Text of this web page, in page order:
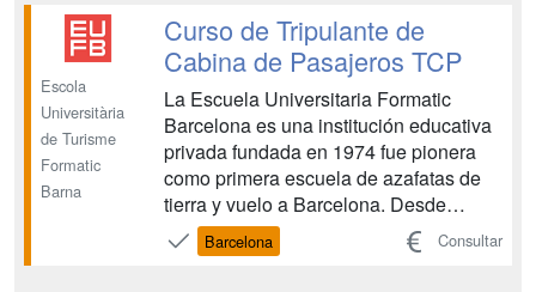
Escola
Universitària
de Turisme
Formatic
Barna
Curso de Tripulante de
Cabina de Pasajeros TCP
La Escuela Universitaria Formatic
Barcelona es una institución educativa
privada fundada en 1974 fue pionera
como primera escuela de azafatas de
tierra y vuelo a Barcelona. Desde
hemos formado y titulado a más de
20.000 estudiantes en los ámbitos del
Barcelona Consultar